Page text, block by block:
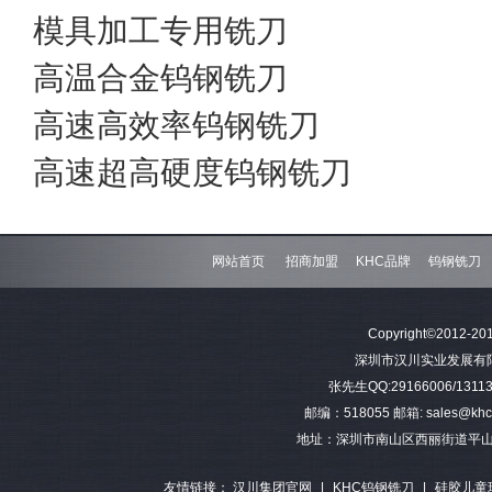
模具加工专用铣刀
高温合金钨钢铣刀
高速高效率钨钢铣刀
高速超高硬度钨钢铣刀
网站首页 招商加盟 KHC品牌 钨钢铣刀
Copyright©2012-
深圳市汉川实业发展
张先生QQ:29166006/
邮编：518055 邮箱:
地址：深圳市南山区西丽街道平
友情链接： 汉川集团官网 KHC钨钢铣刀 硅胶儿童